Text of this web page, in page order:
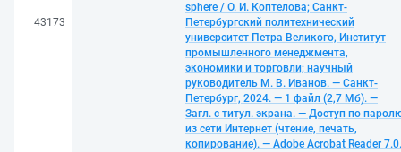
43173
sphere / О. И. Коптелова; Санкт-
Петербургский политехнический
университет Петра Великого, Институт
промышленного менеджмента,
экономики и торговли; научный
руководитель М. В. Иванов. — Санкт-
Петербург, 2024. — 1 файл (2,7 Мб). —
Загл. с титул. экрана. — Доступ по
из сети Интернет (чтение, печать,
копирование). — Adobe Acrobat Reader 7.0.